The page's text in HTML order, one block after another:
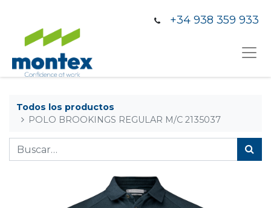
+34 938 359 933
Todos los productos
POLO BROOKINGS REGULAR M/C 2135037